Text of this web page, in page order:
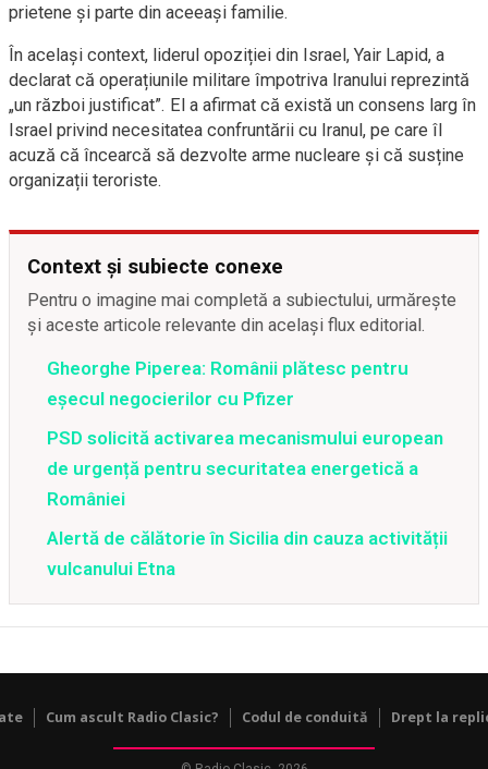
prietene și parte din aceeași familie.
În același context, liderul opoziției din Israel, Yair Lapid, a
declarat că operațiunile militare împotriva Iranului reprezintă
„un război justificat”. El a afirmat că există un consens larg în
Israel privind necesitatea confruntării cu Iranul, pe care îl
acuză că încearcă să dezvolte arme nucleare și că susține
organizații teroriste.
Context și subiecte conexe
Pentru o imagine mai completă a subiectului, urmărește
și aceste articole relevante din același flux editorial.
Gheorghe Piperea: Românii plătesc pentru
eșecul negocierilor cu Pfizer
PSD solicită activarea mecanismului european
de urgență pentru securitatea energetică a
României
Alertă de călătorie în Sicilia din cauza activității
vulcanului Etna
Cum ascult Radio Clasic? Codul de conduită Drept la